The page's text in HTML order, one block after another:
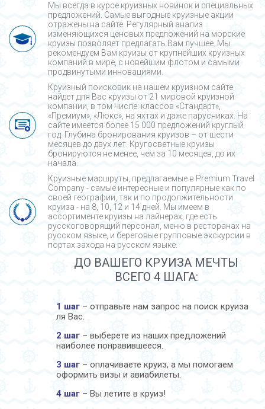
Мы всегда в курсе круизных новинок и специальных
предложений. Самые выгодные круизные акции
отражены на сайте. Регулярный анализ
изменяющихся ценовых предложений на морские
круизы позволяет предлагать Вам лучшее. Мы
рекомендуем Вам круизы от крупнейших круизных
компаний в мире, с новейшим флотом и самыми
продвинутыми инновациями.
Круизный поисковик на нашем круизном сайте
найдет для Вас круизы от 21 мировой круизной
компании, в том числе: классов «Стандарт»,
«Премиум», «Люкс», на яхтах и даже парусниках. На
сайте имеется более 15 000 предложений круглый
год. Глубина бронирования круизов – от шести
месяцев до двух лет. Кругосветные круизы
бронируются не менее, чем за 10 месяцев, до их
начала.
Круизные маршруты, предлагаемые в Premium Travel
Company - cамые интересные и популярные как по
своей географии, так и по продолжительности
круиза - на 8, 10, 12 и 14 дней. Мы имеем в
ассортименте круизы на лайнерах, где есть
русскоговорящий персонал, меню в ресторанах на
русском языке, и береговые групповые экскурсии в
портах захода на русском языке.
ДО ВАШЕГО КРУИЗА МЕЧТЫ
ВСЕГО 4 ШАГА:
1 шаг – отправьте нам запрос на поиск круиза
ля Вас.
2 шаг – выберете из наших предложений
наиболее понравившееся.
3 шаг – оплачиваете круиз, а мы помогаем
оформить визы и авиабилеты.
4 шаг – Вы летите в круиз!